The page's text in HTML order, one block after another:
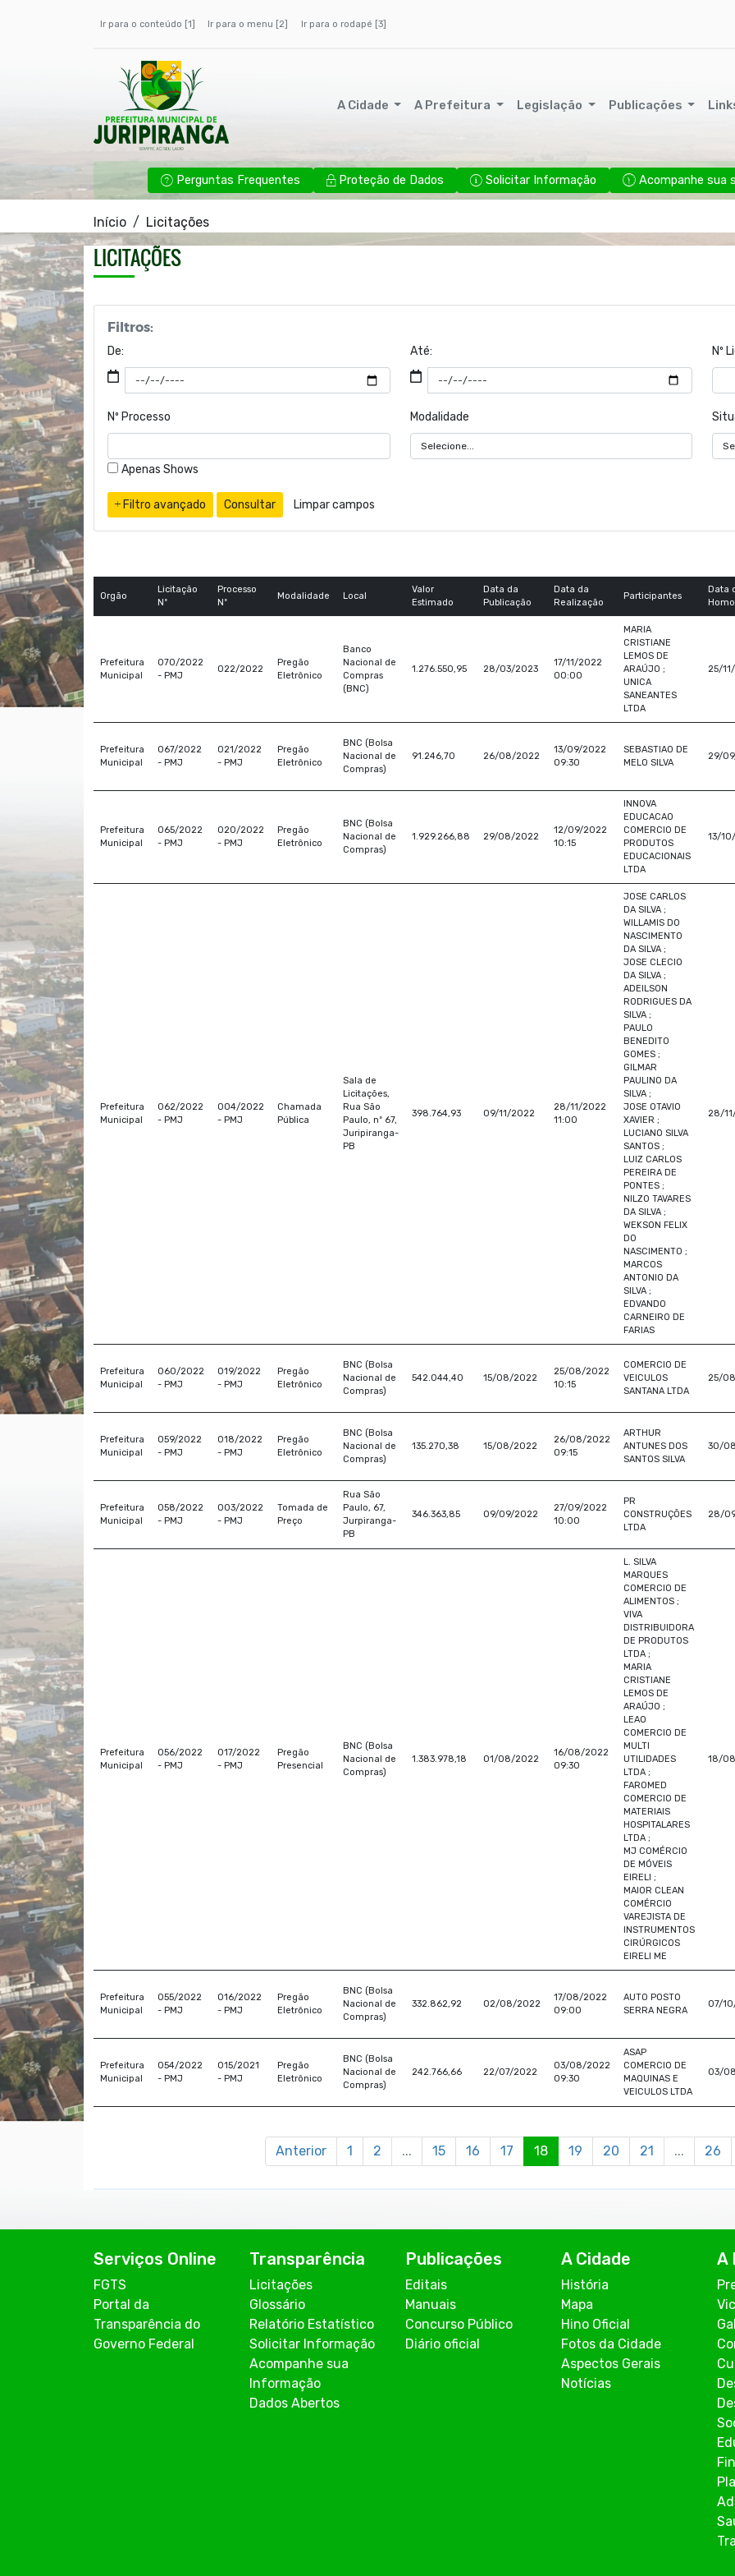
Ir para o conteúdo [1] Ir para o menu [2] Ir para o rodapé [3]
A Cidade A Prefeitura Legislação Publicações
Perguntas Frequentes Proteção de Dados Solicitar Informação Acompanhe sua
Início Licitações
LICITAÇÕES
Filtros:
De: Até: Nº
Nº Processo Modalidade
Apenas Shows
Filtro avançado Consultar Limpar campos
Orgão
Licitação
Nº
Processo
Nº
Modalidade Local
Valor
Estimado
Data da
Publicação
Data da
Realização
Participantes
Data
Prefeitura
Municipal
070/2022
- PMJ
022/2022
Pregão
Eletrônico
Banco
Nacional de
Compras
(BNC)
1.276.550,95 28/03/2023
17/11/2022
00:00
MARIA
CRISTIANE
LEMOS DE
ARAÚJO ;
UNICA
SANEANTES
LTDA
25/
Prefeitura
Municipal
067/2022
- PMJ
021/2022
- PMJ
Pregão
Eletrônico
BNC (Bolsa
Nacional de
Compras)
91.246,70 26/08/2022
13/09/2022
09:30
SEBASTIAO DE
MELO SILVA
29/
Prefeitura
Municipal
065/2022
- PMJ
020/2022
- PMJ
Pregão
Eletrônico
BNC (Bolsa
Nacional de
Compras)
1.929.266,88 29/08/2022
12/09/2022
10:15
INNOVA
EDUCACAO
COMERCIO DE
PRODUTOS
EDUCACIONAIS
LTDA
13/
Prefeitura
Municipal
062/2022
- PMJ
004/2022
- PMJ
Chamada
Pública
Sala de
Licitações,
Rua São
Paulo, nº 67,
Juripiranga-
PB
398.764,93 09/11/2022
28/11/2022
11:00
JOSE CARLOS
DA SILVA ;
WILLAMIS DO
NASCIMENTO
DA SILVA ;
JOSE CLECIO
DA SILVA ;
ADEILSON
RODRIGUES DA
SILVA ;
PAULO
BENEDITO
GOMES ;
GILMAR
PAULINO DA
SILVA ;
JOSE OTAVIO
XAVIER ;
LUCIANO SILVA
SANTOS ;
LUIZ CARLOS
PEREIRA DE
PONTES ;
NILZO TAVARES
DA SILVA ;
WEKSON FELIX
DO
NASCIMENTO ;
MARCOS
ANTONIO DA
SILVA ;
EDVANDO
CARNEIRO DE
FARIAS
28/
Prefeitura
Municipal
060/2022
- PMJ
019/2022
- PMJ
Pregão
Eletrônico
BNC (Bolsa
Nacional de
Compras)
542.044,40 15/08/2022
25/08/2022
10:15
COMERCIO DE
VEICULOS
SANTANA LTDA
25/
Prefeitura
Municipal
059/2022
- PMJ
018/2022
- PMJ
Pregão
Eletrônico
BNC (Bolsa
Nacional de
Compras)
135.270,38 15/08/2022
26/08/2022
09:15
ARTHUR
ANTUNES DOS
SANTOS SILVA
30/
Prefeitura
Municipal
058/2022
- PMJ
003/2022
- PMJ
Tomada de
Preço
Rua São
Paulo, 67,
Jurpiranga-
PB
346.363,85 09/09/2022
27/09/2022
10:00
PR
CONSTRUÇÕES
LTDA
28/
Prefeitura
Municipal
056/2022
- PMJ
017/2022
- PMJ
Pregão
Presencial
BNC (Bolsa
Nacional de
Compras)
1.383.978,18 01/08/2022
16/08/2022
09:30
L. SILVA
MARQUES
COMERCIO DE
ALIMENTOS ;
VIVA
DISTRIBUIDORA
DE PRODUTOS
LTDA ;
MARIA
CRISTIANE
LEMOS DE
ARAÚJO ;
LEAO
COMERCIO DE
MULTI
UTILIDADES
LTDA ;
FAROMED
COMERCIO DE
MATERIAIS
HOSPITALARES
LTDA ;
MJ COMÉRCIO
DE MÓVEIS
EIRELI ;
MAIOR CLEAN
COMÉRCIO
VAREJISTA DE
INSTRUMENTOS
CIRÚRGICOS
EIRELI ME
18/
Prefeitura
Municipal
055/2022
- PMJ
016/2022
- PMJ
Pregão
Eletrônico
BNC (Bolsa
Nacional de
Compras)
332.862,92 02/08/2022
17/08/2022
09:00
AUTO POSTO
SERRA NEGRA
07/
Prefeitura
Municipal
054/2022
- PMJ
015/2021
- PMJ
Pregão
Eletrônico
BNC (Bolsa
Nacional de
Compras)
242.766,66 22/07/2022
03/08/2022
09:30
ASAP
COMERCIO DE
MAQUINAS E
VEICULOS LTDA
03/
Anterior 1 2 ... 15 16 17 18 19 20 21 ... 26
Serviços Online
FGTS
Portal da
Transparência do
Governo Federal
Transparência
Licitações
Glossário
Relatório Estatístico
Solicitar Informação
Acompanhe sua
Informação
Dados Abertos
Publicações
Editais
Manuais
Concurso Público
Diário oficial
A Cidade
História
Mapa
Hino Oficial
Fotos da Cidade
Aspectos Gerais
Notícias
A